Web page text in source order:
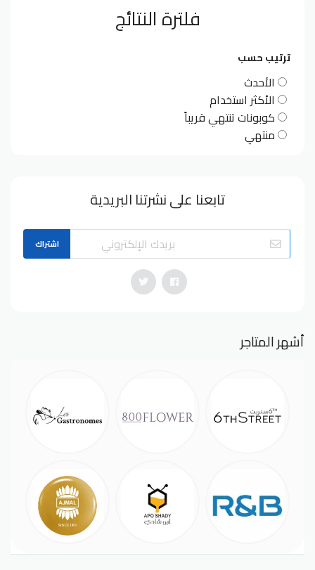
فلترة النتائج
ترتيب حسب
الأحدث
الأكثر استخدام
كوبونات تنتهي قريباً
منتهي
تابعنا على نشرتنا البريدية
اشتراك
أشهر المتاجر